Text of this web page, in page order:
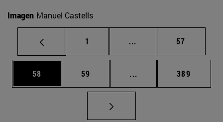
Imagen Manuel Castells
Página
1 ... Páginas intermedias
Página
57
Página
58 Página
59 ... Páginas intermedias
Página
389